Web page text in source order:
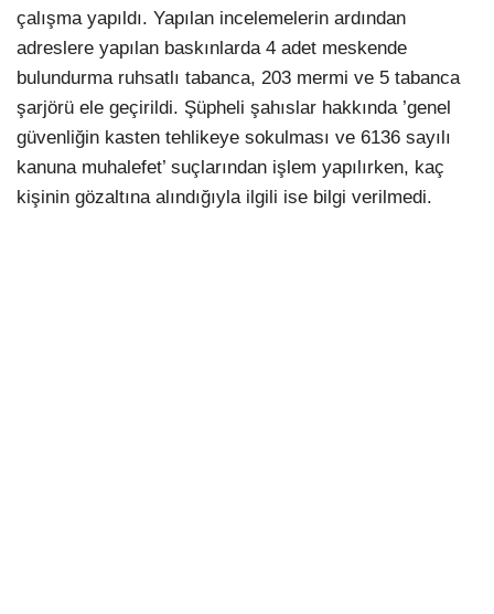
çalışma yapıldı. Yapılan incelemelerin ardından
adreslere yapılan baskınlarda 4 adet meskende
bulundurma ruhsatlı tabanca, 203 mermi ve 5 tabanca
şarjörü ele geçirildi. Şüpheli şahıslar hakkında ’genel
güvenliğin kasten tehlikeye sokulması ve 6136 sayılı
kanuna muhalefet’ suçlarından işlem yapılırken, kaç
kişinin gözaltına alındığıyla ilgili ise bilgi verilmedi.